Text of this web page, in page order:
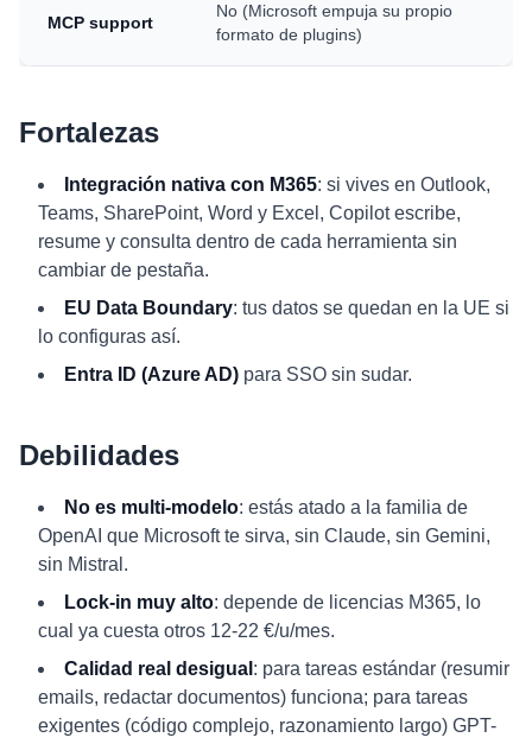
MCP support
No (Microsoft empuja su propio
formato de plugins)
Fortalezas
Integración nativa con M365: si vives en Outlook,
Teams, SharePoint, Word y Excel, Copilot escribe,
resume y consulta dentro de cada herramienta sin
cambiar de pestaña.
EU Data Boundary: tus datos se quedan en la UE si
lo configuras así.
Entra ID (Azure AD) para SSO sin sudar.
Debilidades
No es multi-modelo: estás atado a la familia de
OpenAI que Microsoft te sirva, sin Claude, sin Gemini,
sin Mistral.
Lock-in muy alto: depende de licencias M365, lo
cual ya cuesta otros 12-22 €/u/mes.
Calidad real desigual : para tareas estándar (resumir
emails, redactar documentos) funciona; para tareas
exigentes (código complejo, razonamiento largo) GPT-